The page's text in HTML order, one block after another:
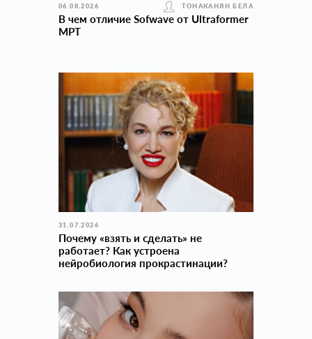
06.08.2026 ТОНАКАНЯН БЕЛА
В чем отличие Sofwave от Ultraformer
MPT
31.07.2026
Почему «взять и сделать» не
работает? Как устроена
нейробиология прокраcтинации?